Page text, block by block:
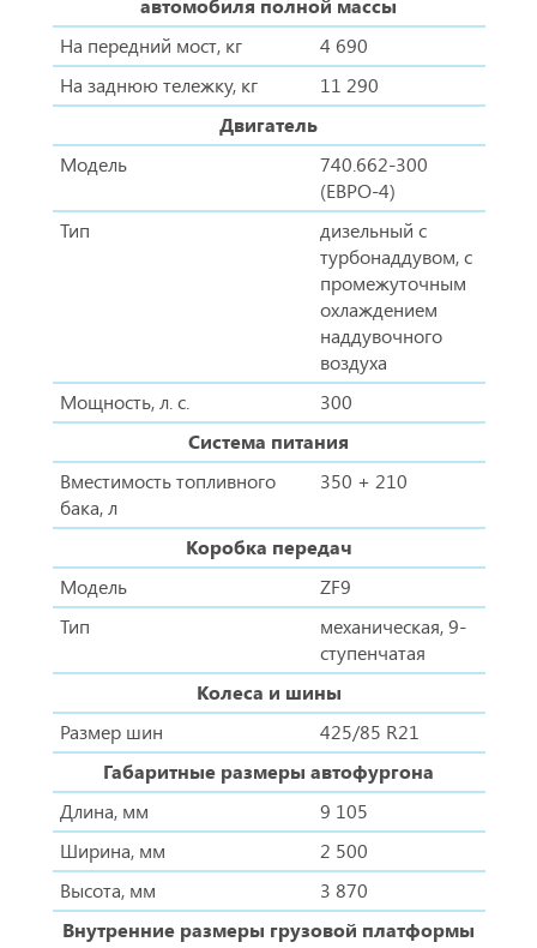
автомобиля полной массы
На передний мост, кг
4 690
На заднюю тележку, кг
11 290
Двигатель
Модель
740.662-300
(ЕВРО-4)
Тип
дизельный с
турбонаддувом, с
промежуточным
охлаждением
наддувочного
воздуха
Мощность, л. с.
300
Система питания
Вместимость топливного
бака, л
350 + 210
Коробка передач
Модель
ZF9
Тип
механическая, 9-
ступенчатая
Колеса и шины
Размер шин
425/85 R21
Габаритные размеры автофургона
Длина, мм
9 105
Ширина, мм
2 500
Высота, мм
3 870
Внутренние размеры грузовой платформы